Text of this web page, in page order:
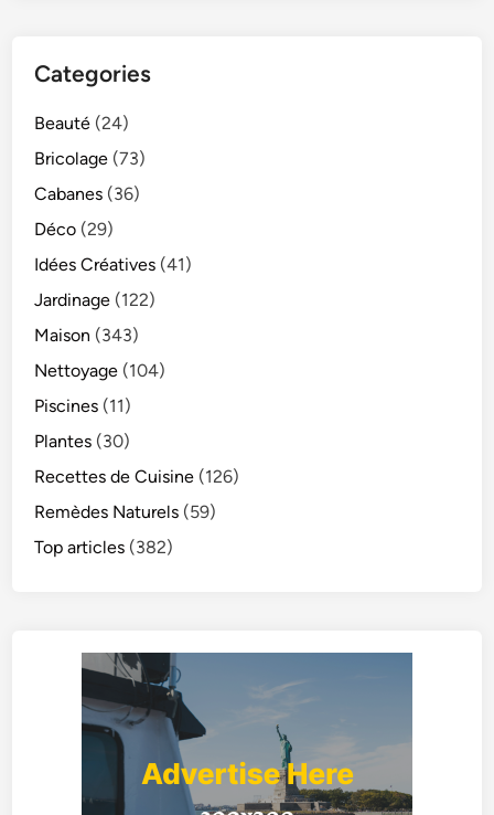
Categories
Beauté (24)
Bricolage (73)
Cabanes (36)
Déco (29)
Idées Créatives (41)
Jardinage (122)
Maison (343)
Nettoyage (104)
Piscines (11)
Plantes (30)
Recettes de Cuisine (126)
Remèdes Naturels (59)
Top articles (382)